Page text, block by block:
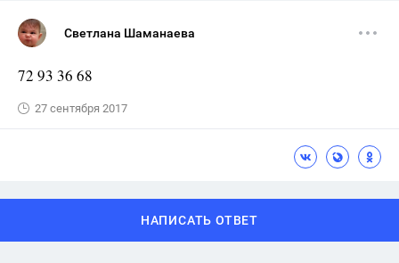
Светлана Шаманаева
72 93 36 68
27 сентября 2017
НАПИСАТЬ ОТВЕТ